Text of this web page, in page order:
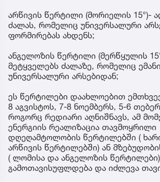
არწივის წერტილი (მორიელის 15°)-
ძალას, რომელიც უნივერსალური
ფორმირებას ახდენს;
ანგელოზის წერტილი (მერწყულის
მეტყველებს ძალაზე, რომელიც
უნივერსალური არსებიდან;
ეს წერტილები დაახლოებით
8 აგვისტოს, 7-8 ნოემბერს, 5-6
როგორც რედიარი აღნიშნავს, ამ
ენერგიის რეალიზაცია თავმოყრილი
დღეღამტოლობის წერტილებში (
არწივის წერტილებში) ან
( ლომისა და ანგელოზის წერტილები)
გამოთავისუფლდება და იძლევა